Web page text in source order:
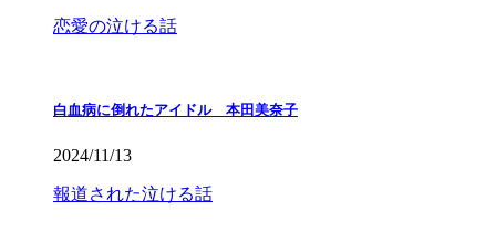
恋愛の泣ける話
白血病に倒れたアイドル 本田美奈子
2024/11/13
報道された泣ける話